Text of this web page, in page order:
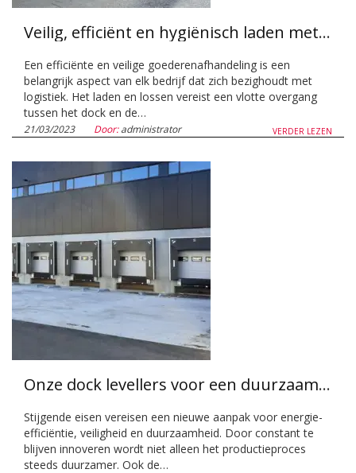
Veilig, efficiënt en hygiënisch laden met een stepped dock
Een efficiënte en veilige goederenafhandeling is een
belangrijk aspect van elk bedrijf dat zich bezighoudt met
logistiek. Het laden en lossen vereist een vlotte overgang
tussen het dock en de…
VERDER LEZEN
21/03/2023 Door:administrator
Onze dock levellers voor een duurzaam laadperron!
Stijgende eisen vereisen een nieuwe aanpak voor energie-
efficiëntie, veiligheid en duurzaamheid. Door constant te
blijven innoveren wordt niet alleen het productieproces
steeds duurzamer. Ook de…